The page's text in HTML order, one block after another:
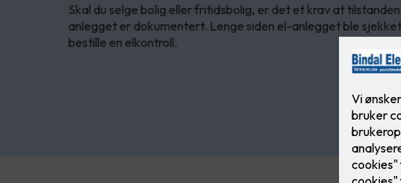
Skal du selge bolig eller fritidsbolig, er det et krav at
anlegget er dokumentert. Lenge siden el-anlegget ble
bestille en elkontroll.